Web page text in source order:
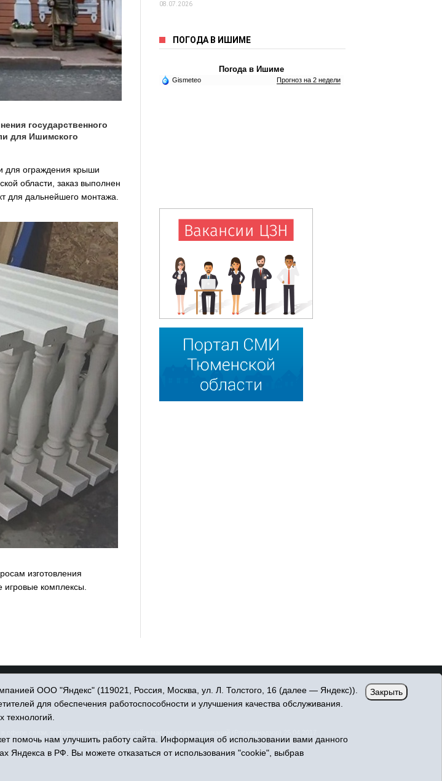
государственного
для Ишимского
для ограждения крыши
области, заказ выполнен
для дальнейшего монтажа.
изготовления
игровые комплексы.
08.07.2026
ПОГОДА В ИШИМЕ
Погода в Ишиме
Gismeteo Прогноз на 2 недели
ООО "Яндекс" (119021, Россия, Москва, ул. Л. Толстого, 16 (далее — Яндекс)).
для обеспечения работоспособности и улучшения качества обслуживания.
нам улучшить работу сайта. Информация об использовании вами данного
Яндекса в РФ. Вы можете отказаться от использования "cookie", выбрав
Закрыть